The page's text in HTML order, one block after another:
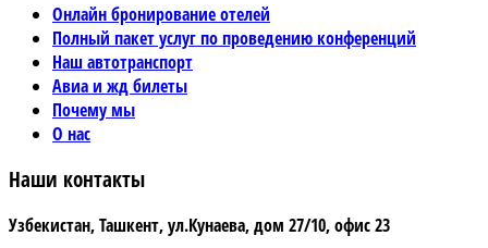
Онлайн бронирование отелей
Полный пакет услуг по проведению конференций
Наш автотранспорт
Авиа и жд билеты
Почему мы
О нас
Наши контакты
Узбекистан, Ташкент, ул.Кунаева, дом 27/10, офис 23